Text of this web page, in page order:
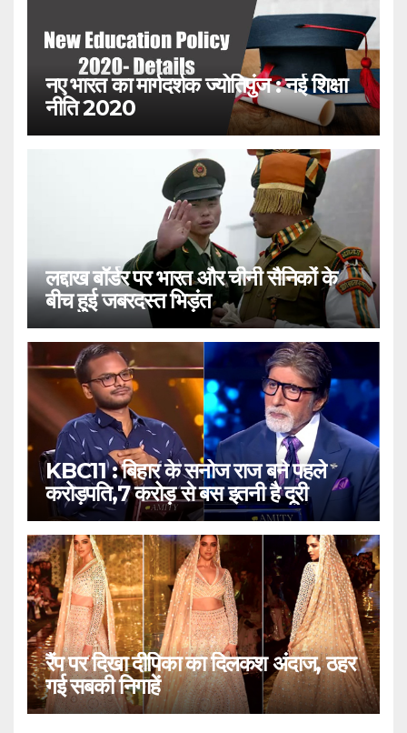
नए भारत का मार्गदर्शक ज्योतिपुंज : नई शिक्षा
नीति 2020
लद्दाख बॉर्डर पर भारत और चीनी सैनिकों के
बीच हुई जबरदस्त भिड़ंत
KBC11 : बिहार के सनोज राज बने पहले
करोड़पति,7 करोड़ से बस इतनी है दूरी
रैंप पर दिखा दीपिका का दिलकश अंदाज, ठहर
गई सबकी निगाहें